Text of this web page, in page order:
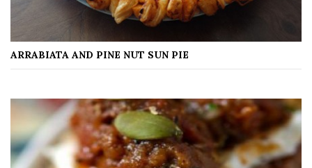
ARRABIATA AND PINE NUT SUN PIE